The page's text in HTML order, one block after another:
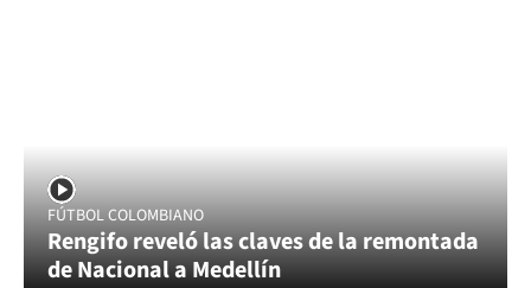
FÚTBOL COLOMBIANO
Rengifo reveló las claves de la remontada
de Nacional a Medellín